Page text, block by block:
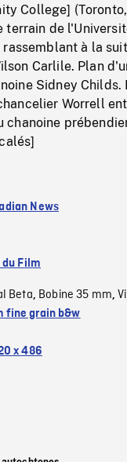
College]
terrain de
à la
Carlile. Plan
Sidney
Worrell
chanoine
News
Film
Beta, Bobine 35 mm,
fine grain b&w
x 486